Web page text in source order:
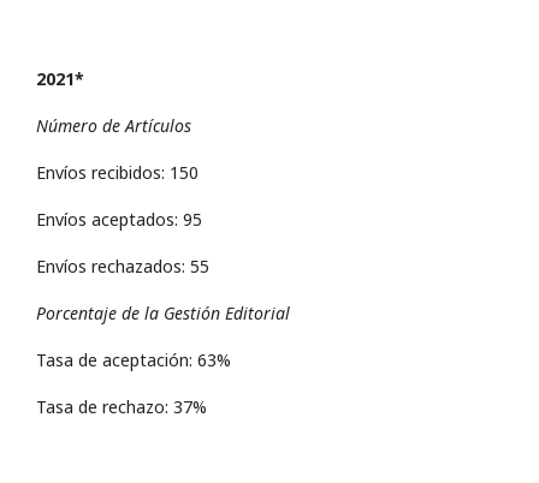
2021*
Número de Artículos
Envíos recibidos: 150
Envíos aceptados: 95
Envíos rechazados: 55
Porcentaje de la Gestión Editorial
Tasa de aceptación: 63%
Tasa de rechazo: 37%